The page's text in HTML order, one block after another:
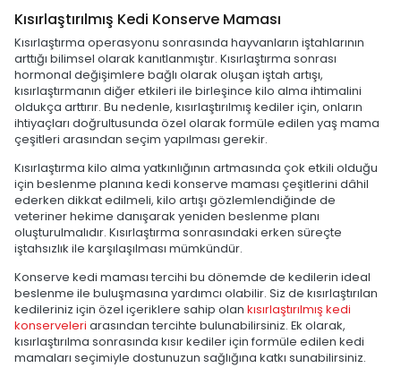
Kısırlaştırılmış Kedi Konserve Maması
Kısırlaştırma operasyonu sonrasında hayvanların iştahlarının
arttığı bilimsel olarak kanıtlanmıştır. Kısırlaştırma sonrası
hormonal değişimlere bağlı olarak oluşan iştah artışı,
kısırlaştırmanın diğer etkileri ile birleşince kilo alma ihtimalini
oldukça arttırır. Bu nedenle, kısırlaştırılmış kediler için, onların
ihtiyaçları doğrultusunda özel olarak formüle edilen yaş mama
çeşitleri arasından seçim yapılması gerekir.
Kısırlaştırma kilo alma yatkınlığının artmasında çok etkili olduğu
için beslenme planına kedi konserve maması çeşitlerini dâhil
ederken dikkat edilmeli, kilo artışı gözlemlendiğinde de
veteriner hekime danışarak yeniden beslenme planı
oluşturulmalıdır. Kısırlaştırma sonrasındaki erken süreçte
iştahsızlık ile karşılaşılması mümkündür.
Konserve kedi maması tercihi bu dönemde de kedilerin ideal
beslenme ile buluşmasına yardımcı olabilir. Siz de kısırlaştırılan
kedileriniz için özel içeriklere sahip olan kısırlaştırılmış kedi
konserveleri arasından tercihte bulunabilirsiniz. Ek olarak,
kısırlaştırılma sonrasında kısır kediler için formüle edilen kedi
mamaları seçimiyle dostunuzun sağlığına katkı sunabilirsiniz.